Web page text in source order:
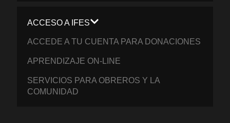
ACCESO A IFES
ACCEDE A TU CUENTA PARA DONACIONES
APRENDIZAJE ON-LINE
SERVICIOS PARA OBREROS Y LA
COMUNIDAD